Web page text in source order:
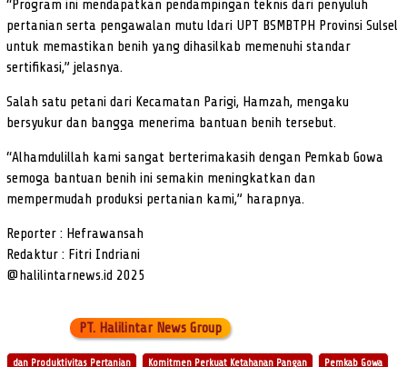
“Program ini mendapatkan pendampingan teknis dari penyuluh
pertanian serta pengawalan mutu ldari UPT BSMBTPH Provinsi Sulsel
untuk memastikan benih yang dihasilkab memenuhi standar
sertifikasi,” jelasnya.
Salah satu petani dari Kecamatan Parigi, Hamzah, mengaku
bersyukur dan bangga menerima bantuan benih tersebut.
“Alhamdulillah kami sangat berterimakasih dengan Pemkab Gowa
semoga bantuan benih ini semakin meningkatkan dan
mempermudah produksi pertanian kami,” harapnya.
Reporter : Hefrawansah
Redaktur : Fitri Indriani
@halilintarnews.id 2025
PT. Halilintar News Group
dan Produktivitas Pertanian Komitmen Perkuat Ketahanan Pangan Pemkab Gowa